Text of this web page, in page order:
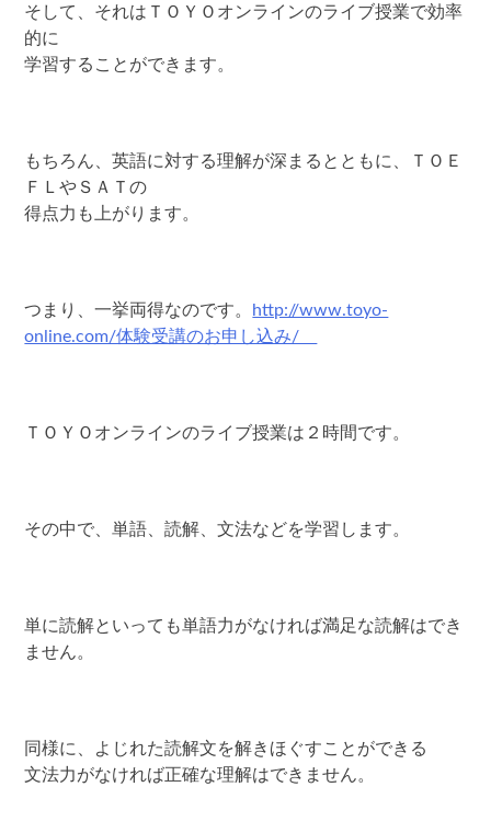
そして、それはＴＯＹＯオンラインのライブ授業で効率
的に
学習することができます。
もちろん、英語に対する理解が深まるとともに、ＴＯＥ
ＦＬやＳＡＴの
得点力も上がります。
つまり、一挙両得なのです。
http://www.toyo-
online.com/体験受講のお申し込み/
ＴＯＹＯオンラインのライブ授業は２時間です。
その中で、単語、読解、文法などを学習します。
単に読解といっても単語力がなければ満足な読解はでき
ません。
同様に、よじれた読解文を解きほぐすことができる
文法力がなければ正確な理解はできません。